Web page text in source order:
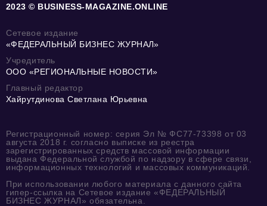
2023 © BUSINESS-MAGAZINE.ONLINE
Сетевое издание
«ФЕДЕРАЛЬНЫЙ БИЗНЕС ЖУРНАЛ»
Учредитель
ООО «РЕГИОНАЛЬНЫЕ НОВОСТИ»
Главный редактор
Хайрутдинова Светлана Юрьевна
Регистрационный номер: серия Эл № ФС77-73398 от 03
августа 2018 г. согласно выписке из реестра
зарегистрированных средств массовой информации
выдана Федеральной службой по надзору в сфере связи,
информационных технологий и массовых коммуникаций.
При использовании любого материала с данного сайта
гипер-ссылка на Сетевое издание «ФЕДЕРАЛЬНЫЙ
БИЗНЕС ЖУРНАЛ» обязательна.